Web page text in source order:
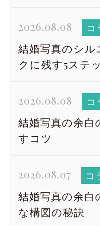
2026.08.08 コ
結婚写真のシ
クに残す5ステ
2026.08.08 コ
結婚写真の余
すコツ
2026.08.07 コ
結婚写真の余
な構図の秘訣